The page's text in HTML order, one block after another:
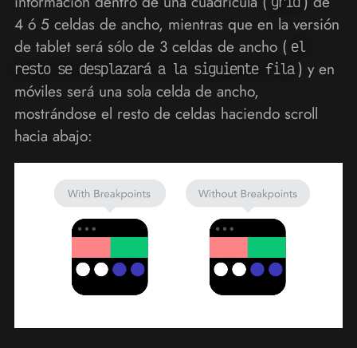
4 ó 5 celdas de ancho, mientras que en la versión
de tablet será sólo de 3 celdas de ancho ( el
resto se desplazará a la siguiente fila ) y en
móviles será una sola celda de ancho,
mostrándose el resto de celdas haciendo scroll
hacia abajo: